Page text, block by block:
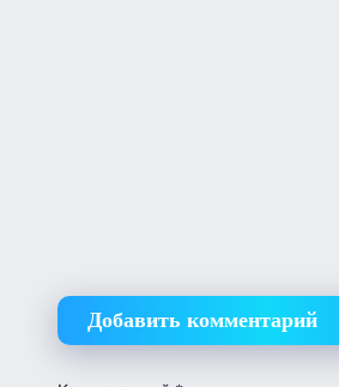
Добавить комментарий